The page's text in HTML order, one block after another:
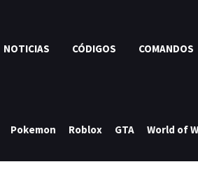
NOTICIAS CÓDIGOS COMANDOS
Pokemon Roblox GTA World of